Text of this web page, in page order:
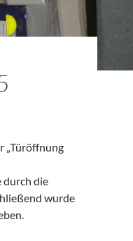
„Türöffnung
durch die
wurde